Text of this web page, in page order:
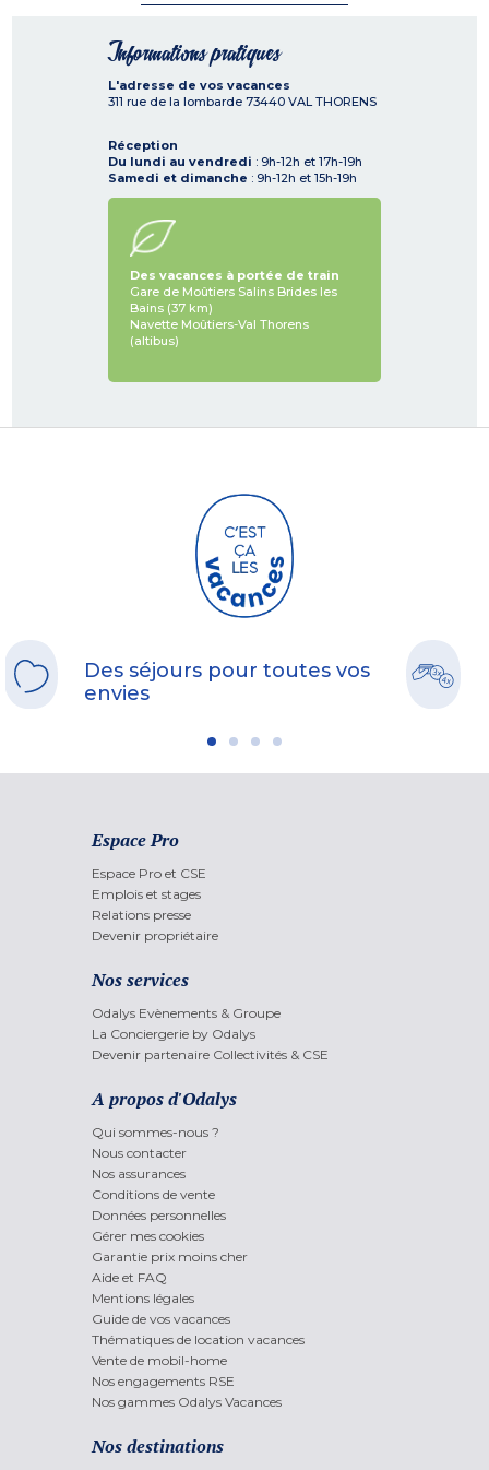
Informations pratiques
L'adresse de vos vacances
311 rue de la lombarde 73440 VAL THORENS
Réception
Du lundi au vendredi : 9h-12h et 17h-19h
Samedi et dimanche : 9h-12h et 15h-19h
Des vacances à portée de train
Gare de Moûtiers Salins Brides les
Bains (37 km)
Navette Moûtiers-Val Thorens
(altibus)
Des séjours pour toutes vos
envies
Espace Pro
Espace Pro et CSE
Emplois et stages
Relations presse
Devenir propriétaire
Nos services
Odalys Evènements & Groupe
La Conciergerie by Odalys
Devenir partenaire Collectivités & CSE
A propos d'Odalys
Qui sommes-nous ?
Nous contacter
Nos assurances
Conditions de vente
Données personnelles
Gérer mes cookies
Garantie prix moins cher
Aide et FAQ
Mentions légales
Guide de vos vacances
Thématiques de location vacances
Vente de mobil-home
Nos engagements RSE
Nos gammes Odalys Vacances
Nos destinations